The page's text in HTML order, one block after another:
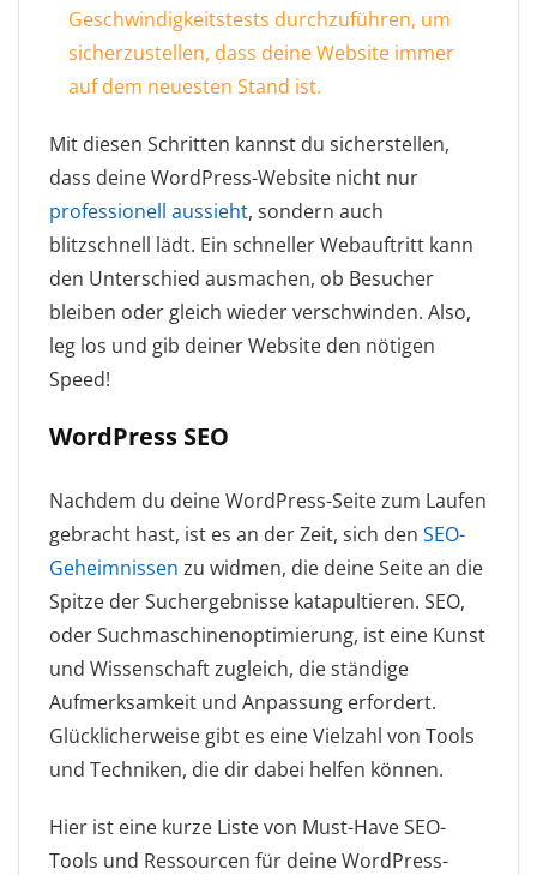
Geschwindigkeitstests durchzuführen, um
sicherzustellen, dass deine Website immer
auf dem neuesten Stand ist.
Mit diesen Schritten kannst du sicherstellen,
dass deine WordPress-Website nicht nur
professionell aussieht, sondern auch
blitzschnell lädt. Ein schneller Webauftritt kann
den Unterschied ausmachen, ob Besucher
bleiben oder gleich wieder verschwinden. Also,
leg los und gib deiner Website den nötigen
Speed!
WordPress SEO
Nachdem du deine WordPress-Seite zum Laufen
gebracht hast, ist es an der Zeit, sich den SEO-
Geheimnissen zu widmen, die deine Seite an die
Spitze der Suchergebnisse katapultieren. SEO,
oder Suchmaschinenoptimierung, ist eine Kunst
und Wissenschaft zugleich, die ständige
Aufmerksamkeit und Anpassung erfordert.
Glücklicherweise gibt es eine Vielzahl von Tools
und Techniken, die dir dabei helfen können.
Hier ist eine kurze Liste von Must-Have SEO-
Tools und Ressourcen für deine WordPress-